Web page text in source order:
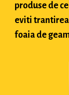
produse de
eviti trantirea
foaia de